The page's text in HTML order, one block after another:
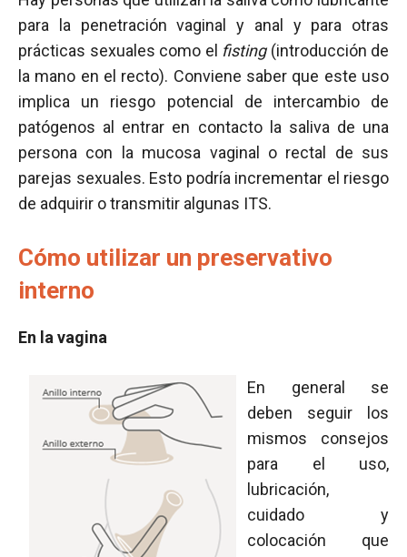
para la penetración vaginal y anal y para otras
prácticas sexuales como el fisting(introducción de
la mano en el recto). Conviene saber que este uso
implica un riesgo potencial de intercambio de
patógenos al entrar en contacto la saliva de una
persona con la mucosa vaginal o rectal de sus
parejas sexuales. Esto podría incrementar el riesgo
de adquirir o transmitir algunas ITS.
Cómo utilizar un preservativo
interno
En la vagina
En general se
deben seguir los
mismos consejos
para el uso,
lubricación,
cuidado y
colocación que